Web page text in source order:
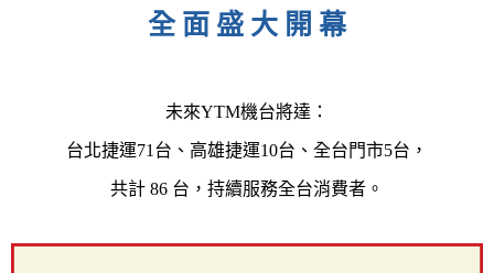
全 面 盛 大 開 幕
​未來YTM機台將達：
台北捷運71台、高雄捷運10台、全台門市5台，
共計 86 台，持續服務全台消費者。